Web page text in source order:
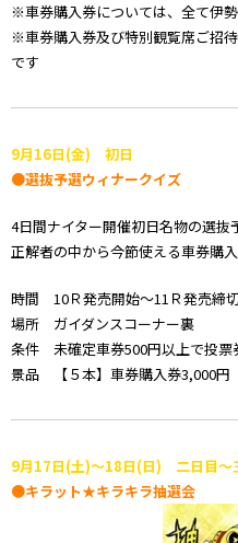
※車券購入券については、全て伊
※車券購入券及び特別観覧席ご招
です
9月16日(金) 初日
●選抜予選ウィナークイズ
4日間ナイター開催初日名物の選抜
正解者の中から今節使える車券購入
時間 10Ｒ発売開始～11Ｒ発売締
場所 ガイダンスコーナー裏
条件 未確定車券500円以上で投票
景品 【５本】車券購入券3,000
9月17日(土)～18日(日) 二日目～
●キラット★キラキラ抽選会